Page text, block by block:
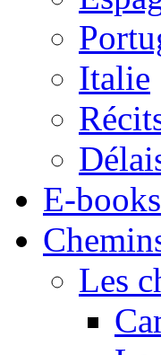
Italie
E-books
Les